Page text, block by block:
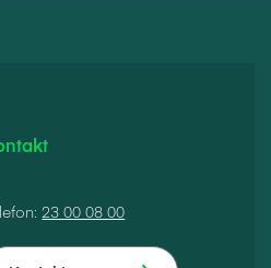
23 00 08 00